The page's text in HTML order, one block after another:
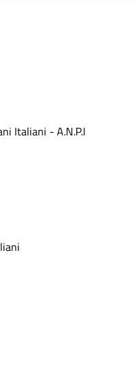
Italiani - A.N.P.I